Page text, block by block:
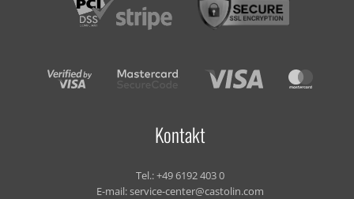
Kontakt
Tel.:+49 6192 403 0
E-mail:service-center@castolin.com